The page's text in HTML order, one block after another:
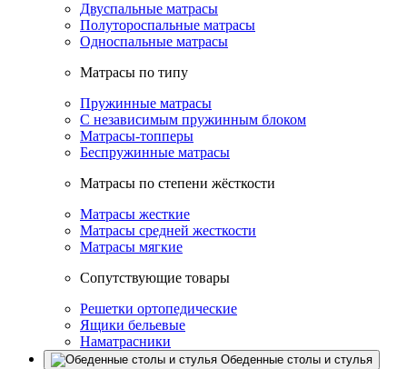
Двуспальные матрасы
Полутороспальные матрасы
Односпальные матрасы
Матрасы по типу
Пружинные матрасы
С независимым пружинным блоком
Матрасы-топперы
Беспружинные матрасы
Матрасы по степени жёсткости
Матрасы жесткие
Матрасы средней жесткости
Матрасы мягкие
Сопутствующие товары
Решетки ортопедические
Ящики бельевые
Наматрасники
Обеденные столы и стулья